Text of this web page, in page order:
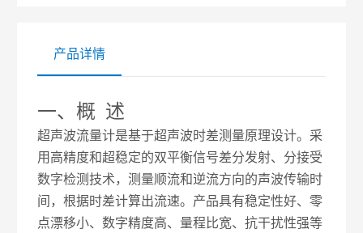
产品详情
一、概 述
超声波流量计是基于超声波时差测量原理设计。采
用高精度和超稳定的双平衡信号差分发射、分接受
数字检测技术，测量顺流和逆流方向的声波传输时
间，根据时差计算出流速。产品具有稳定性好、零
点漂移小、数字精度高、量程比宽、抗干扰性强等